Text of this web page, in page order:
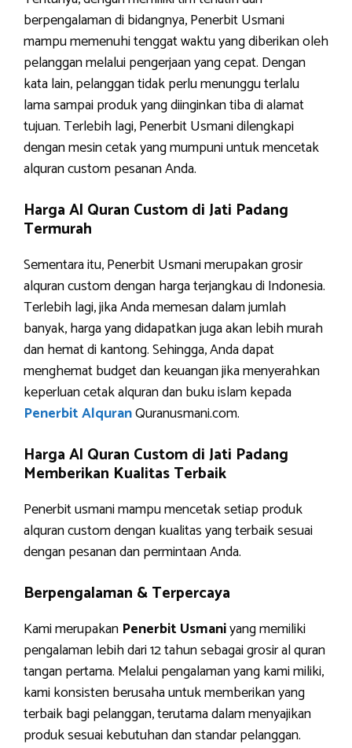
berpengalaman di bidangnya, Penerbit Usmani
mampu memenuhi tenggat waktu yang diberikan oleh
pelanggan melalui pengerjaan yang cepat. Dengan
kata lain, pelanggan tidak perlu menunggu terlalu
lama sampai produk yang diinginkan tiba di alamat
tujuan. Terlebih lagi, Penerbit Usmani dilengkapi
dengan mesin cetak yang mumpuni untuk mencetak
alquran custom pesanan Anda.
Harga Al Quran Custom di Jati Padang
Termurah
Sementara itu, Penerbit Usmani merupakan grosir
alquran custom dengan harga terjangkau di Indonesia.
Terlebih lagi, jika Anda memesan dalam jumlah
banyak, harga yang didapatkan juga akan lebih murah
dan hemat di kantong. Sehingga, Anda dapat
menghemat budget dan keuangan jika menyerahkan
keperluan cetak alquran dan buku islam kepada
Penerbit AlquranQuranusmani.com.
Harga Al Quran Custom di Jati Padang
Memberikan Kualitas Terbaik
Penerbit usmani mampu mencetak setiap produk
alquran custom dengan kualitas yang terbaik sesuai
dengan pesanan dan permintaan Anda.
Berpengalaman & Terpercaya
Kami merupakan Penerbit Usmaniyang memiliki
pengalaman lebih dari 12 tahun sebagai grosir al quran
tangan pertama. Melalui pengalaman yang kami miliki,
kami konsisten berusaha untuk memberikan yang
terbaik bagi pelanggan, terutama dalam menyajikan
produk sesuai kebutuhan dan standar pelanggan.